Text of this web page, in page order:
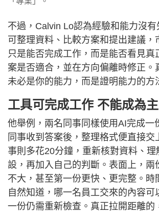
不過，Calvin Lo認為經驗和能力沒
可整理資料、比較方案和提出建議，
只是能否完成工作，而是能否看見真
案是否適合，並在方向偏離時修正。
未必是你的能力，而是證明能力的方
工具可完成工作 不能成為
他舉例，兩名同事同樣使用AI完成一
同事收到答案後，整理格式便直接交
事則多花20分鐘，重新核對資料、理
設，再加入自己的判斷。表面上，兩
不大，甚至第一份更快、更完整。時
自然知道，哪一名員工交來的內容可
一份仍需重新檢查。真正拉開距離的